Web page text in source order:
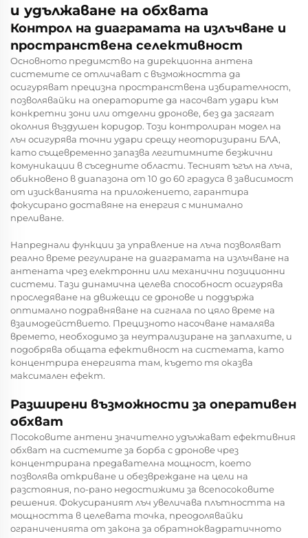
и удължаване на обхвата
Контрол на диаграмата на излъчване и
пространствена селективност
Основното предимство на дирекционна антена
системите се отличават с възможността да
осигуряват прецизна пространствена избирателност,
позволявайки на операторите да насочват удари към
конкретни зони или отделни дронове, без да засягат
околния въздушен коридор. Този контролиран модел на
лъч осигурява точни удари срещу неоторизирани БЛА,
като същевременно запазва легитимните безжични
комуникации в съседните области. Тесният ъгъл на лъча,
обикновено в диапазона от 10 до 60 градуса в зависимост
от изискванията на приложението, гарантира
фокусирано доставяне на енергия с минимално
преливане.
Напреднали функции за управление на лъча позволяват
реално време регулиране на диаграмата на излъчване на
антената чрез електронни или механични позиционни
системи. Тази динамична целева способност осигурява
проследяване на движещи се дронове и поддържа
оптимално подравняване на сигнала по цяло време на
взаимодействието. Прецизното насочване намалява
времето, необходимо за неутрализиране на заплахите, и
подобрява общата ефективност на системата, като
концентрира енергията там, където тя оказва
максимален ефект.
Разширени възможности за оперативен
обхват
Посоковите антени значително удължават ефективния
обхват на системите за борба с дронове чрез
концентрирана предавателна мощност, което
позволява откриване и обезвреждане на цели на
разстояния, по-рано недостижими за всепосоковите
решения. Фокусираният лъч увеличава плътността на
мощността в целевата точка, преодолявайки
ограниченията от закона за обратноквадратичното